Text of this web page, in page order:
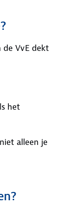
de VvE dekt
het
alleen je